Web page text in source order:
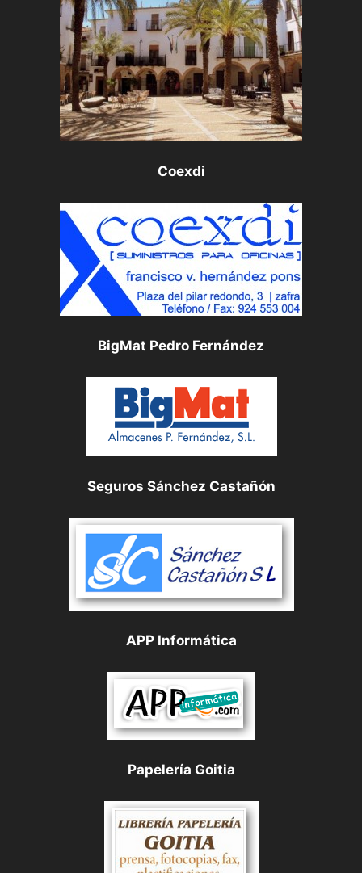
Coexdi
BigMat Pedro Fernández
Seguros Sánchez Castañón
APP Informática
Papelería Goitia